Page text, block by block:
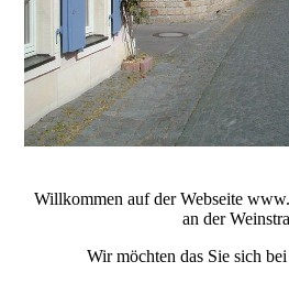
Willkommen auf der Webseite
an der
Wir möchten das Sie sich